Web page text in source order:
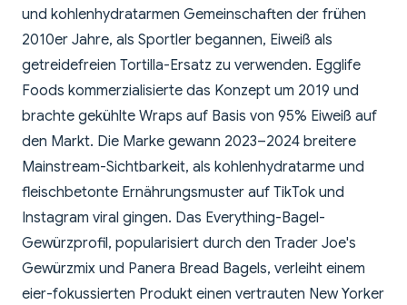
und kohlenhydratarmen Gemeinschaften der frühen
2010er Jahre, als Sportler begannen, Eiweiß als
getreidefreien Tortilla-Ersatz zu verwenden. Egglife
Foods kommerzialisierte das Konzept um 2019 und
brachte gekühlte Wraps auf Basis von 95% Eiweiß auf
den Markt. Die Marke gewann 2023–2024 breitere
Mainstream-Sichtbarkeit, als kohlenhydratarme und
fleischbetonte Ernährungsmuster auf TikTok und
Instagram viral gingen. Das Everything-Bagel-
Gewürzprofil, popularisiert durch den Trader Joe's
Gewürzmix und Panera Bread Bagels, verleiht einem
eier-fokussierten Produkt einen vertrauten New Yorker